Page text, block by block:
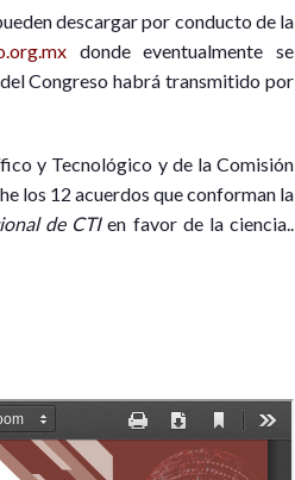
descargar por conducto de la
donde eventualmente se
Congreso habrá transmitido por
y Tecnológico y de la Comisión
los 12 acuerdos que conforman la
de CTIen favor de la ciencia..